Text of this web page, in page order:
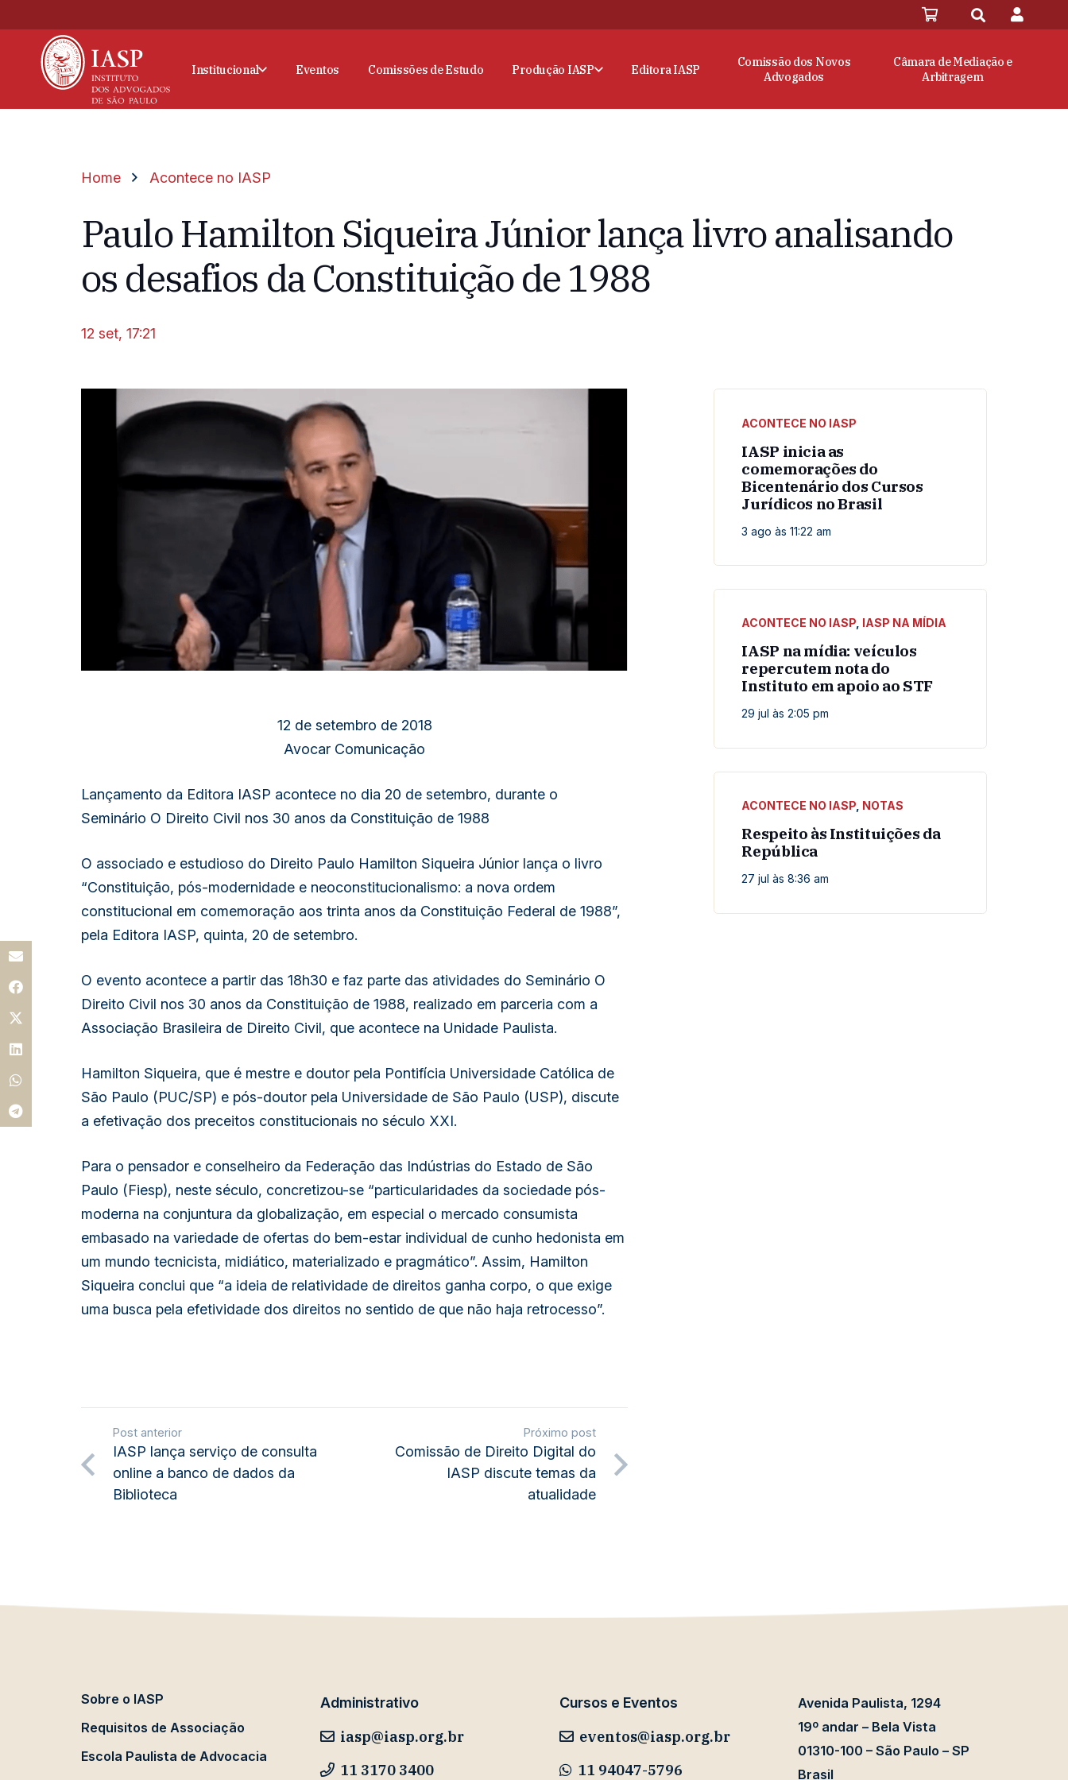
Institucional Eventos Comissões de Estudo Produção IASP Editora IASP
Comissão dos Novos
Advogados
Câmara de Mediação e
Arbitragem
Home Acontece no IASP
Paulo Hamilton Siqueira Júnior lança livro analisando
os desafios da Constituição de 1988
12 set, 17:21
12 de setembro de 2018
Avocar Comunicação
Lançamento da Editora IASP acontece no dia 20 de setembro, durante o
Seminário O Direito Civil nos 30 anos da Constituição de 1988
O associado e estudioso do Direito Paulo Hamilton Siqueira Júnior lança o livro
“Constituição, pós-modernidade e neoconstitucionalismo: a nova ordem
constitucional em comemoração aos trinta anos da Constituição Federal de 1988”,
pela Editora IASP, quinta, 20 de setembro.
O evento acontece a partir das 18h30 e faz parte das atividades do Seminário O
Direito Civil nos 30 anos da Constituição de 1988, realizado em parceria com a
Associação Brasileira de Direito Civil, que acontece na Unidade Paulista.
Hamilton Siqueira, que é mestre e doutor pela Pontifícia Universidade Católica de
São Paulo (PUC/SP) e pós-doutor pela Universidade de São Paulo (USP), discute
a efetivação dos preceitos constitucionais no século XXI.
Para o pensador e conselheiro da Federação das Indústrias do Estado de São
Paulo (Fiesp), neste século, concretizou-se “particularidades da sociedade pós-
moderna na conjuntura da globalização, em especial o mercado consumista
embasado na variedade de ofertas do bem-estar individual de cunho hedonista em
um mundo tecnicista, midiático, materializado e pragmático”. Assim, Hamilton
Siqueira conclui que “a ideia de relatividade de direitos ganha corpo, o que exige
uma busca pela efetividade dos direitos no sentido de que não haja retrocesso”.
Post anterior
IASP lança serviço de consulta
online a banco de dados da
Biblioteca
Próximo post
Comissão de Direito Digital do
IASP discute temas da
atualidade
ACONTECE NO IASP
IASP inicia as
comemorações do
Bicentenário dos Cursos
Jurídicos no Brasil
3 ago às 11:22 am
ACONTECE NO IASP IASP NA MÍDIA
IASP na mídia: veículos
repercutem nota do
Instituto em apoio ao STF
29 jul às 2:05 pm
ACONTECE NO IASP NOTAS
Respeito às Instituições da
República
27 jul às 8:36 am
Sobre o IASP
Requisitos de Associação
Escola Paulista de Advocacia
Administrativo
iasp@iasp.org.br
11 3170 3400
Cursos e Eventos
eventos@iasp.org.br
11 94047-5796
Avenida Paulista, 1294
19º andar – Bela Vista
01310-100 – São Paulo – SP
Brasil